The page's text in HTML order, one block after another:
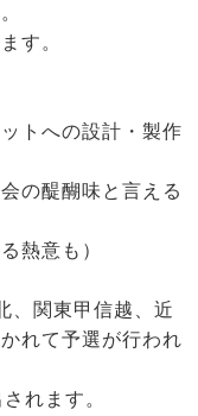
す。
トへの設計・製作
の醍醐味と言える
熱意も）
、関東甲信越、近
れて予選が行われ
れます。